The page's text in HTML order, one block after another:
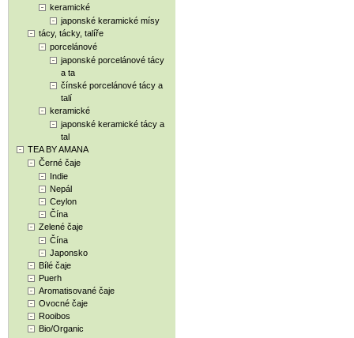
keramické
japonské keramické mísy
tácy, tácky, talíře
porcelánové
japonské porcelánové tácy
a ta
čínské porcelánové tácy a
talí
keramické
japonské keramické tácy a
tal
TEA BY AMANA
Černé čaje
Indie
Nepál
Ceylon
Čína
Zelené čaje
Čína
Japonsko
Bílé čaje
Puerh
Aromatisované čaje
Ovocné čaje
Rooibos
Bio/Organic